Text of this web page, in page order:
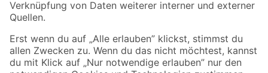
Sicher einkaufen
Jetzt die toom-App herunterladen